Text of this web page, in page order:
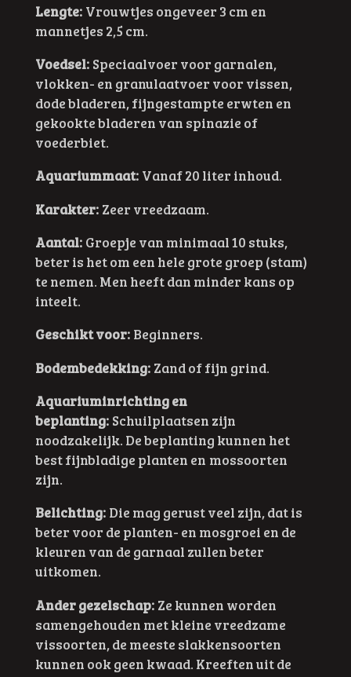
Lengte:Vrouwtjes ongeveer 3 cm en
mannetjes 2,5 cm.
Voedsel:Speciaalvoer voor garnalen,
vlokken- en granulaatvoer voor vissen,
dode bladeren, fijngestampte erwten en
gekookte bladeren van spinazie of
voederbiet.
Aquariummaat:Vanaf 20 liter inhoud.
Karakter: Zeer vreedzaam.
Aantal:Groepje van minimaal 10 stuks,
beter is het om een hele grote groep (stam)
te nemen. Men heeft dan minder kans op
inteelt.
Geschikt voor:Beginners.
Bodembedekking: Zand of fijn grind.
Aquariuminrichting en
beplanting: Schuilplaatsen zijn
noodzakelijk. De beplanting kunnen het
best fijnbladige planten en mossoorten
zijn.
Belichting:Die mag gerust veel zijn, dat is
beter voor de planten- en mosgroei en de
kleuren van de garnaal zullen beter
uitkomen.
Ander gezelschap:Ze kunnen worden
samengehouden met kleine vreedzame
vissoorten, de meeste slakkensoorten
kunnen ook geen kwaad. Kreeften uit de